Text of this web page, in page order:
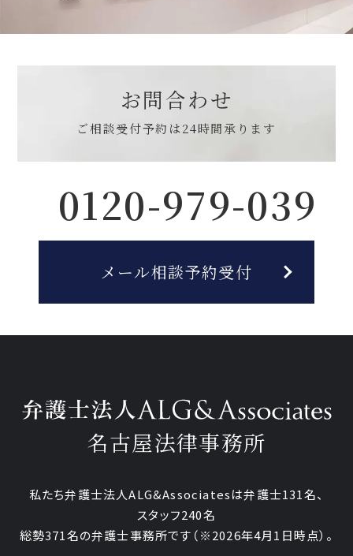
お問合わせ
ご相談受付予約は24時間承ります
0120-979-039
メール相談予約受付
名古屋法律事務所
私たち弁護士法人ALG&Associatesは弁護士131名、
スタッフ240名
総勢371名の弁護士事務所です （※2026年4月1日時点）。